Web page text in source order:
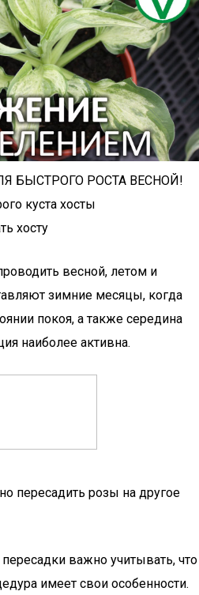
БЫСТРОГО РОСТА ВЕСНОЙ!
куста хосты
хосту
весной, летом и
зимние месяцы, когда
покоя, а также середина
наиболее активна.
пересадить розы на другое
важно учитывать, что
имеет свои особенности.